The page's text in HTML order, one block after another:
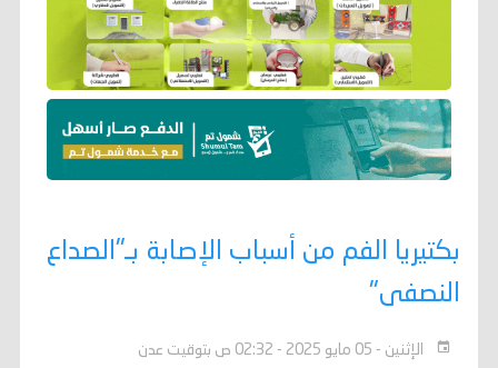
بكتيريا الفم من أسباب الإصابة بـ"الصداع
النصفى"
الإثنين - 05 مايو 2025 - 02:32 ص بتوقيت عدن